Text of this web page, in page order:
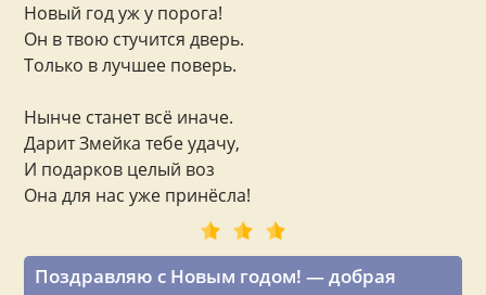
Поздравляю с Новым годом! — добрая
Новый год уж у порога!
Он в твою стучится дверь.
Только в лучшее поверь.
Нынче станет всё иначе.
Дарит Змейка тебе удачу,
И подарков целый воз
Она для нас уже принёсла!